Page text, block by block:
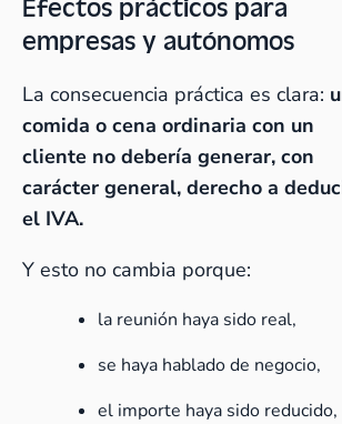
empresas y autónomos
La consecuencia práctica es clara:
comida o cena ordinaria con un
cliente no debería generar, con
carácter general, derecho a
el IVA.
Y esto no cambia porque:
la reunión haya sido real,
se haya hablado de negocio,
el importe haya sido reducido,